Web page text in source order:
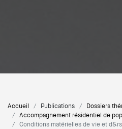
Accueil Publications
Dossiers
Accompagnement résidentiel de
Conditions matérielles de vie et